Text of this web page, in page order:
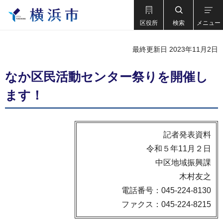
区役所 検索 メニュー
最終更新日 2023年11月2日
なか区民活動センター祭りを開催し
ます！
記者発表資料
令和５年11月２日
中区地域振興課
木村友之
電話番号：045-224-8130
ファクス：045-224-8215